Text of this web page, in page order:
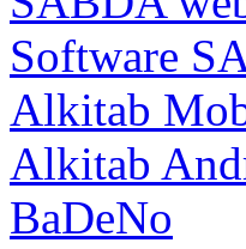
Software
Alkitab
Alkitab
BaDeNo